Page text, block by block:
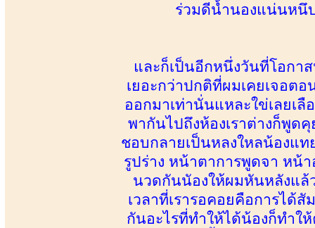
ร่วมดีน้ำนองแน่นหนึ
และก็เป็นอีกหนึ่งวันที่โอกา
เยอะกว่าปกติที่ผมเคยเจอต
ออกมาเท่านั่นแหละใข่เลยเ
พากันไปถึงห้องเราต่างก็พูด
ชอบกลายเป็นหลงใหลน้องแท
รูปร่าง หน้าตาการพูดจา หน้
นวดกันนัองให้ผมหันหลังแล้
เวลาที่เรารอคอยคือการได้สั
กันอะไรที่ทำให้ได้น้องก็ทำใ